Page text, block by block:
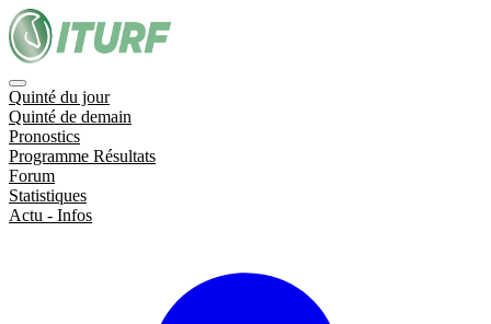
Quinté du jour
Quinté de demain
Pronostics
Programme Résultats
Forum
Statistiques
Actu - Infos